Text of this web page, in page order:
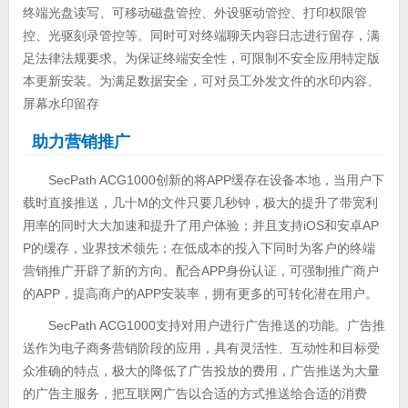
终端光盘读写、可移动磁盘管控、外设驱动管控、打印权限管
控、光驱刻录管控等。同时可对终端聊天内容日志进行留存，满
足法律法规要求。为保证终端安全性，可限制不安全应用特定版
本更新安装。为满足数据安全，可对员工外发文件的水印内容、
屏幕水印留存
助力营销推广
SecPath ACG1000创新的将APP缓存在设备本地，当用户下
载时直接推送，几十M的文件只要几秒钟，极大的提升了带宽利
用率的同时大大加速和提升了用户体验；并且支持iOS和安卓AP
P的缓存，业界技术领先；在低成本的投入下同时为客户的终端
营销推广开辟了新的方向。配合APP身份认证，可强制推广商户
的APP，提高商户的APP安装率，拥有更多的可转化潜在用户。
SecPath ACG1000支持对用户进行广告推送的功能。广告推
送作为电子商务营销阶段的应用，具有灵活性、互动性和目标受
众准确的特点，极大的降低了广告投放的费用，广告推送为大量
的广告主服务，把互联网广告以合适的方式推送给合适的消费